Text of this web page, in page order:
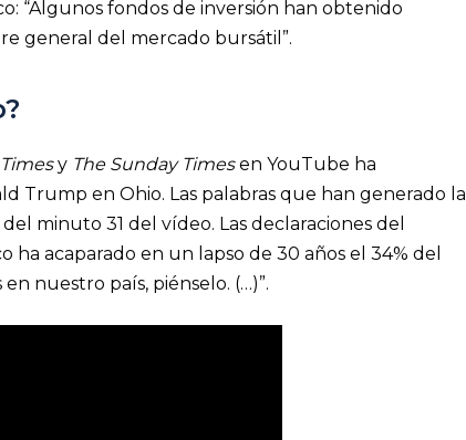
“Algunos fondos de inversión han obtenido
general del mercado bursátil”.
y The Sunday Timesen YouTube ha
Trump en Ohio. Las palabras que han generado la
minuto 31 del vídeo. Las declaraciones del
ha acaparado en un lapso de 30 años el 34% del
nuestro país, piénselo. (…)”.